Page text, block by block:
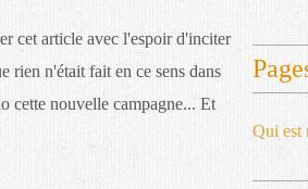
cet article avec l'espoir d'inciter
rien n'était fait en ce sens dans
cette nouvelle campagne... Et
Qui est